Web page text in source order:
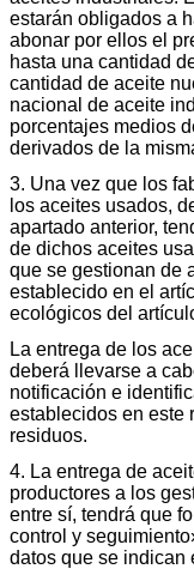
estarán obligados a
abonar por ellos el
hasta una cantidad
cantidad de aceite
nacional de aceite
porcentajes medios
derivados de la
3. Una vez que los
los aceites usados,
apartado anterior,
de dichos aceites
que se gestionan de
establecido en el
ecológicos del
La entrega de los
deberá llevarse a
notificación e
establecidos en este
residuos.
4. La entrega de
productores a los
entre sí, tendrá que
control y
datos que se indican